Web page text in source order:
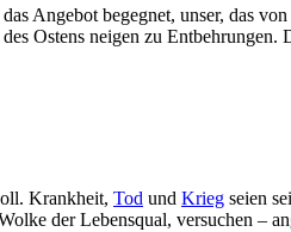
Angebot begegnet, unser, das
Ostens neigen zu Entbehrungen.
Krankheit, Tod und Krieg seien
der Lebensqual, versuchen –